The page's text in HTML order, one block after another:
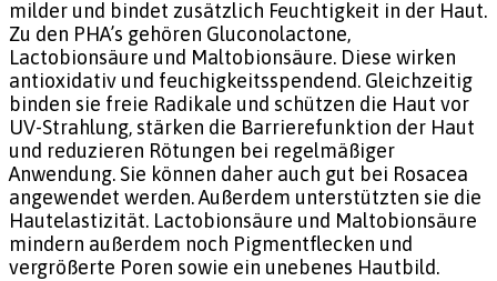
milder und bindet zusätzlich Feuchtigkeit in der Haut.
Zu den PHA’s gehören Gluconolactone,
Lactobionsäure und Maltobionsäure. Diese wirken
antioxidativ und feuchigkeitsspendend. Gleichzeitig
binden sie freie Radikale und schützen die Haut vor
UV-Strahlung, stärken die Barrierefunktion der Haut
und reduzieren Rötungen bei regelmäßiger
Anwendung. Sie können daher auch gut bei Rosacea
angewendet werden. Außerdem unterstützten sie die
Hautelastizität. Lactobionsäure und Maltobionsäure
mindern außerdem noch Pigmentflecken und
vergrößerte Poren sowie ein unebenes Hautbild.